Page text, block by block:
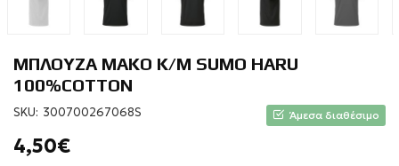
ΜΠΛΟΥΖΑ ΜΑΚΟ Κ/Μ SUMO HARU
100%COTTON
SKU: 300700267068S Άμεσα διαθέσιμο
4,50€